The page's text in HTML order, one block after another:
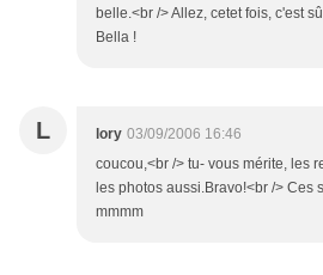
belle.<br /> Allez, cetet fois, c'est
Bella !
L lory 03/09/2006 16:46
coucou,<br /> tu- vous mérite, les
les photos aussi.Bravo!<br /> Ces
mmmm